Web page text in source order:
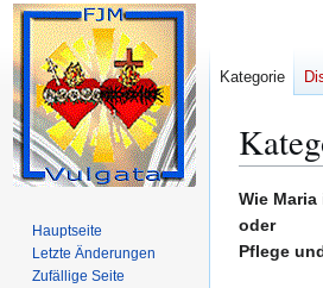
Zur
Navigation
springen
Zur
Suche
springen
Wie
oder
Pflege
Kategorie
Hauptseite
Letzte Änderungen
Zufällige Seite